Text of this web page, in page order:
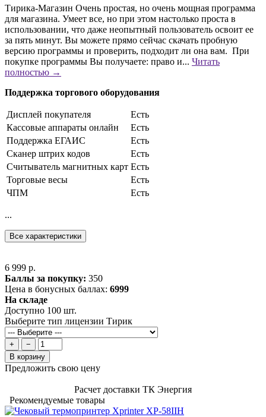
Тирика-Магазин Очень простая, но очень мощная программа
для магазина. Умеет все, но при этом настолько проста в
использовании, что даже неопытный пользователь освоит ее
за пять минут. Вы можете прямо сейчас скачать пробную
версию программы и проверить, подходит ли она вам. При
покупке программы Вы получаете: право и... Читать
полностью →
Поддержка торгового оборудования
Дисплей покупателя
Есть
Кассовые аппараты онлайн
Есть
Поддержка ЕГАИС
Есть
Сканер штрих кодов
Есть
Считыватель магнитных карт Есть
Торговые весы
Есть
ЧПМ
Есть
...
Все характеристики
6 999 р.
Баллы за покупку: 350
Цена в бонусных баллах: 6999
На складе
Доступно 100 шт.
Выберите тип лицензии Тирик
+
−
В корзину
Предложить свою цену
Расчет доставки ТК Энергия
Рекомендуемые товары